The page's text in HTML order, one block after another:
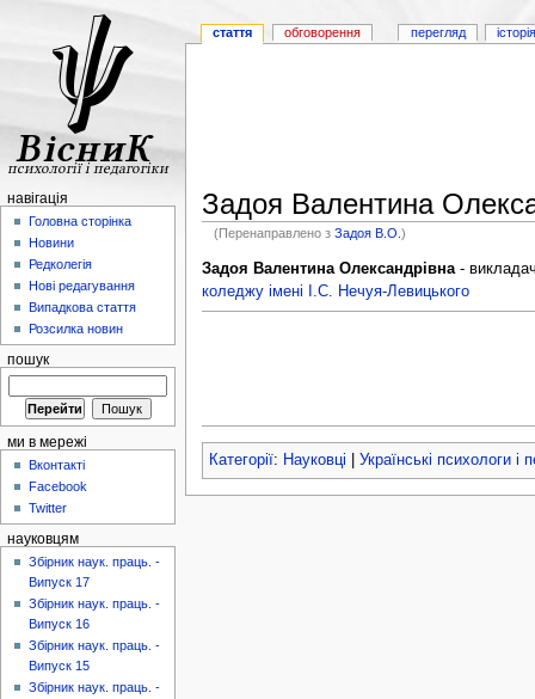
Задоя Валентина
(Перенаправлено зЗадоя В.О.)
Задоя Валентина Олександрівна- викладач
коледжу імені І.С. Нечуя-Левицького
Категорії: Науковці Українські психологи і
стаття обговорення перегляд
навігація
Головна сторінка
Новини
Редколегія
Нові редагування
Випадкова стаття
Розсилка новин
пошук
ми в мережі
Вконтакті
Facebook
Twitter
науковцям
Збірник наук. праць. -
Випуск 17
Збірник наук. праць. -
Випуск 16
Збірник наук. праць. -
Випуск 15
Збірник наук. праць. -